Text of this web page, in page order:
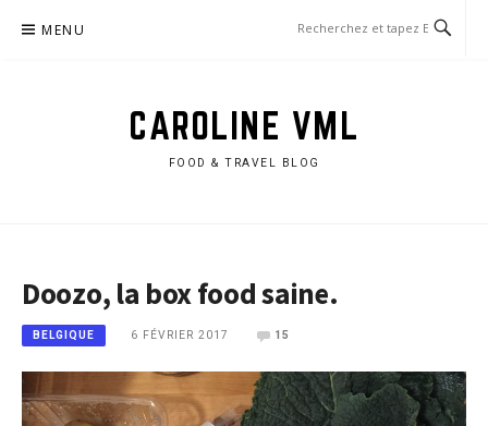
MENU
CAROLINE VML
FOOD & TRAVEL BLOG
Doozo, la box food saine.
BELGIQUE 6 FÉVRIER 2017 15